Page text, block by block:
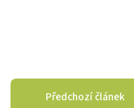
Předchozí článek